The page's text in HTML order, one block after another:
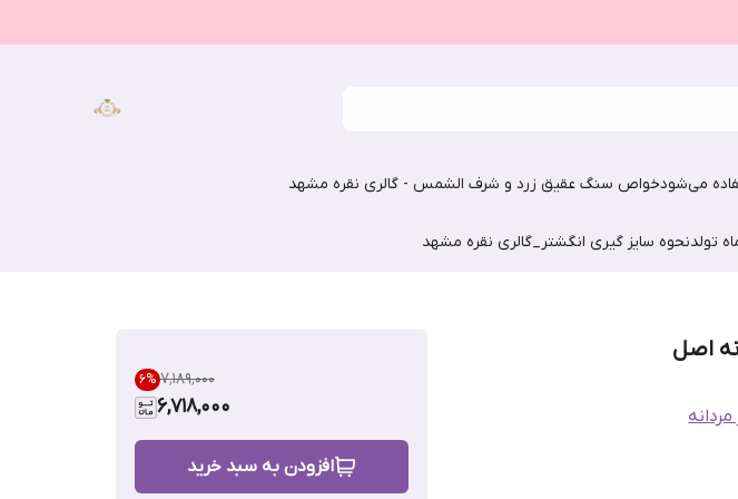
می‌شودخواص سنگ عقیق زرد و شرف الشمس - گالری نقره مشهد
تولدنحوه سایز گیری انگشتر_گالری نقره مشهد
اصل
۷٬۱۸۹٬۰۰۰ 6%
6,718,000
افزودن به سبد خرید